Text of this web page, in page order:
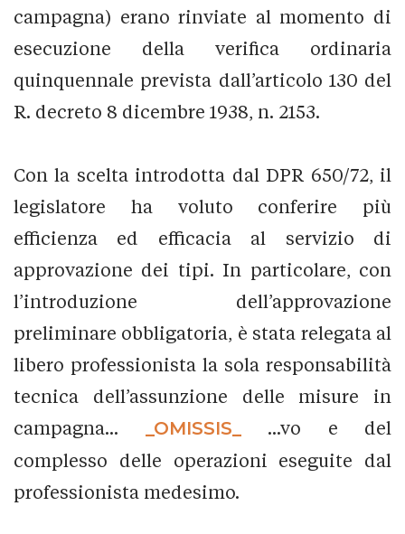
campagna) erano rinviate al momento di
esecuzione della verifica ordinaria
quinquennale prevista dall’articolo 130 del
R. decreto 8 dicembre 1938, n. 2153.
Con la scelta introdotta dal DPR 650/72, il
legislatore ha voluto conferire più
efficienza ed efficacia al servizio di
approvazione dei tipi. In particolare, con
l’introduzione dell’approvazione
preliminare obbligatoria, è stata relegata al
libero professionista la sola responsabilità
tecnica dell’assunzione delle misure in
campagna...
_OMISSIS_
...vo e del
complesso delle operazioni eseguite dal
professionista medesimo.